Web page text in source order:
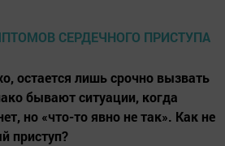
остается лишь срочно вызвать
бывают ситуации, когда
но «что-то явно не так». Как не
приступ?